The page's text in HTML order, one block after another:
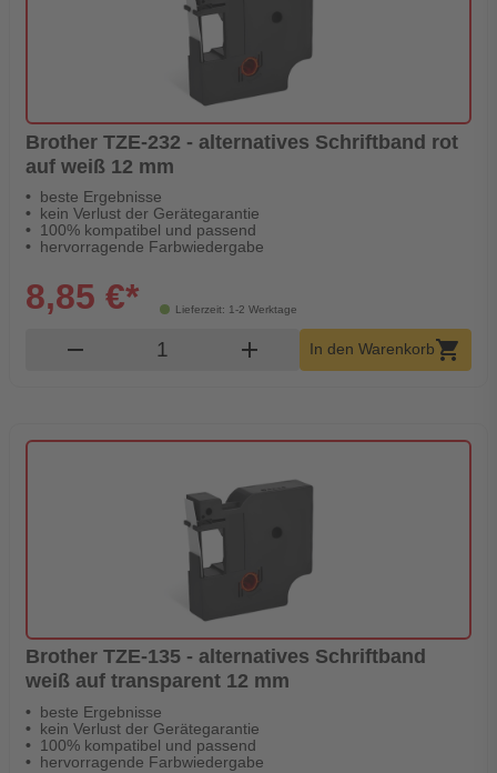
Brother TZE-232 - alternatives Schriftband rot
auf weiß 12 mm
beste Ergebnisse
kein Verlust der Gerätegarantie
100% kompatibel und passend
hervorragende Farbwiedergabe
Lieferzeit: 1-2 Werktage
8,85 €*
remove Produkt Warenkorb Menge
add In den Warenkorbshopping_cart
Brother TZE-135 - alternatives Schriftband
weiß auf transparent 12 mm
beste Ergebnisse
kein Verlust der Gerätegarantie
100% kompatibel und passend
hervorragende Farbwiedergabe